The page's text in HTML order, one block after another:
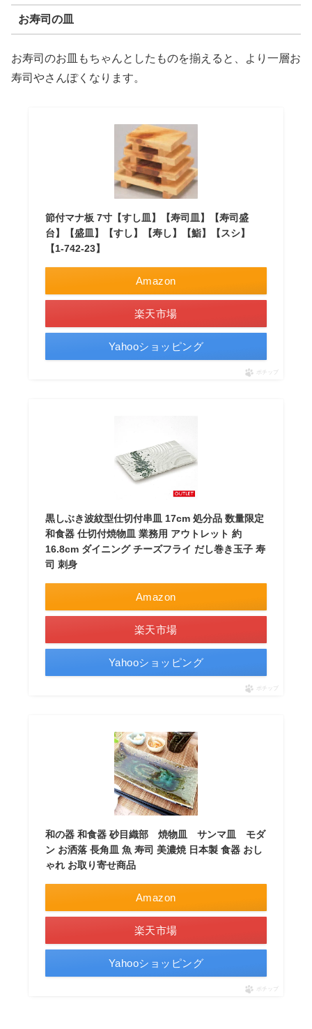
お寿司の皿
お寿司のお皿もちゃんとしたものを揃えると、より一層お
寿司やさんぽくなります。
節付マナ板 7寸【すし皿】【寿司皿】【寿司盛
台】【盛皿】【すし】【寿し】【鮨】【スシ】
【1-742-23】
Amazon
楽天市場
Yahooショッピング
ポチップ
黒しぶき波紋型仕切付串皿 17cm 処分品 数量限定
和食器 仕切付焼物皿 業務用 アウトレット 約
16.8cm ダイニング チーズフライ だし巻き玉子 寿
司 刺身
Amazon
楽天市場
Yahooショッピング
ポチップ
和の器 和食器 砂目織部 焼物皿 サンマ皿 モダ
ン お洒落 長角皿 魚 寿司 美濃焼 日本製 食器 おし
ゃれ お取り寄せ商品
Amazon
楽天市場
Yahooショッピング
ポチップ